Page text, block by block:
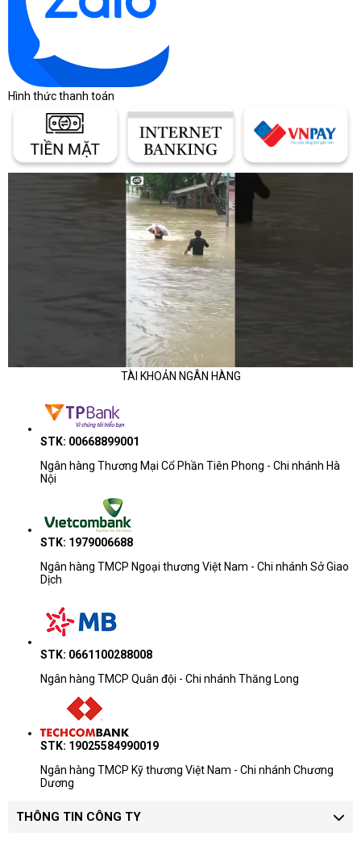
Hình thức thanh toán
TÀI KHOẢN NGÂN HÀNG
STK: 00668899001
Ngân hàng Thương Mại Cổ Phần Tiên Phong - Chi nhánh Hà
Nội
STK: 1979006688
Ngân hàng TMCP Ngoại thương Việt Nam - Chi nhánh Sở Giao
Dịch
STK: 0661100288008
Ngân hàng TMCP Quân đội - Chi nhánh Thăng Long
STK: 19025584990019
Ngân hàng TMCP Kỹ thương Việt Nam - Chi nhánh Chương
Dương
THÔNG TIN CÔNG TY